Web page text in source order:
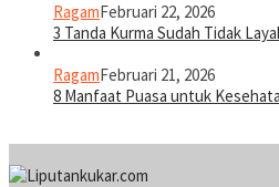
RagamFebruari 22, 2026
3 Tanda Kurma Sudah Tidak
RagamFebruari 21, 2026
8 Manfaat Puasa untuk